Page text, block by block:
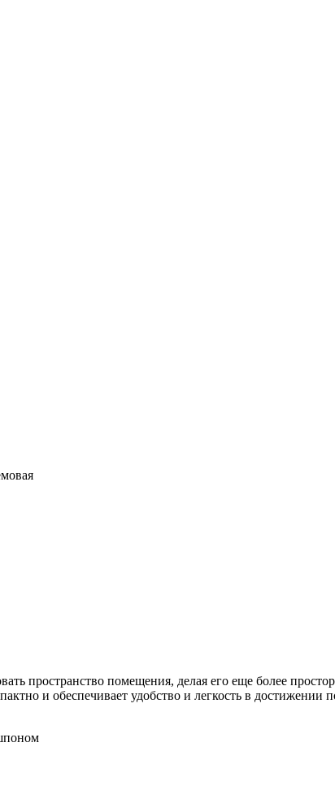
пространство помещения, делая его еще более
и обеспечивает удобство и легкость в